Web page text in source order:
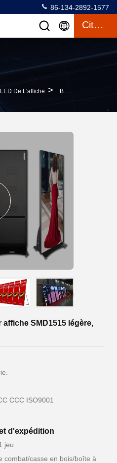
86-134-2892-1577
Citation
De L'affiche > Boîte À Lumière LED Pour Affiche SMD1515 Légère, P1.86
SMD1515 légère,
CCC ISO9001
d'expédition
jeu
combat/casse en bois/boîte à